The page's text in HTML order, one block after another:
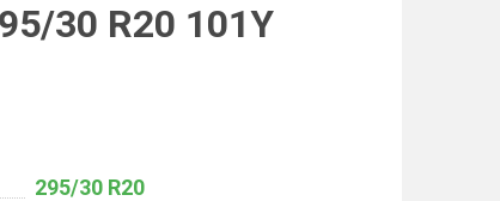
30 R20 101Y
295/30 R20